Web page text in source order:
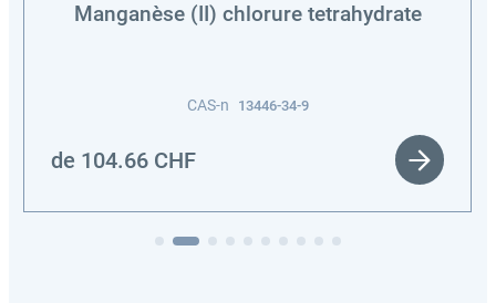
Manganèse (II) chlorure tetrahydrate
CAS-n 13446-34-9
de 104.66 CHF